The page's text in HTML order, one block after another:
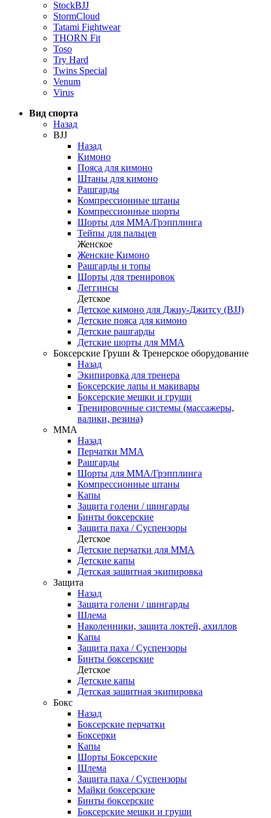
StockBJJ
StormCloud
Tatami Fightwear
THORN Fit
Toso
Try Hard
Twins Special
Venum
Virus
Вид спорта
Назад
BJJ
Назад
Кимоно
Пояса для кимоно
Штаны для кимоно
Рашгарды
Компрессионные штаны
Компрессионные шорты
Шорты для ММА/Грэпплинга
Тейпы для пальцев
Женское
Женские Кимоно
Рашгарды и топы
Шорты для тренировок
Леггинсы
Детское
Детское кимоно для Джиу-Джитсу (BJJ)
Детские пояса для кимоно
Детские рашгарды
Детские шорты для ММА
Боксерские Груши & Тренерское оборудование
Назад
Экипировка для тренера
Боксерские лапы и макивары
Боксерские мешки и груши
Тренировочные системы (массажеры,
валики, резина)
ММА
Назад
Перчатки ММА
Рашгарды
Шорты для ММА/Грэпплинга
Компрессионные штаны
Капы
Защита голени / шингарды
Бинты боксерские
Защита паха / Суспензоры
Детское
Детские перчатки для ММА
Детские капы
Детская защитная экипировка
Защита
Назад
Защита голени / шингарды
Шлема
Наколенники, защита локтей, ахиллов
Капы
Защита паха / Суспензоры
Бинты боксерские
Детское
Детские капы
Детская защитная экипировка
Бокс
Назад
Боксерские перчатки
Боксерки
Капы
Шорты Боксерские
Шлема
Защита паха / Суспензоры
Майки боксерские
Бинты боксерские
Боксерские мешки и груши